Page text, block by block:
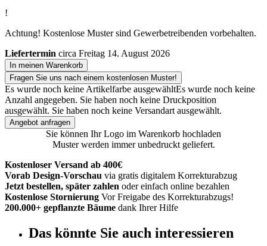
!
Achtung! Kostenlose Muster sind Gewerbetreibenden vorbehalten.
Liefertermin circa Freitag 14. August 2026
In meinen Warenkorb
Fragen Sie uns nach einem kostenlosen Muster!
Es wurde noch keine Artikelfarbe ausgewähltEs wurde noch keine
Anzahl angegeben. Sie haben noch keine Druckposition
ausgewählt. Sie haben noch keine Versandart ausgewählt.
Angebot anfragen
Sie können Ihr Logo im Warenkorb hochladen
Muster werden immer unbedruckt geliefert.
Kostenloser Versand ab 400€
Vorab Design-Vorschau via gratis digitalem Korrekturabzug
Jetzt bestellen, später zahlen oder einfach online bezahlen
Kostenlose Stornierung Vor Freigabe des Korrekturabzugs!
200.000+ gepflanzte Bäume dank Ihrer Hilfe
Das könnte Sie auch interessieren